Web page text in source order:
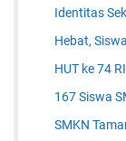
Identitas
Hebat,
HUT ke 74
167 Siswa
SMKN